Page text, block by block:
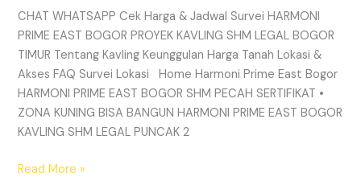
CHAT WHATSAPP Cek Harga & Jadwal Survei HARMONI
PRIME EAST BOGOR PROYEK KAVLING SHM LEGAL BOGOR
TIMUR Tentang Kavling Keunggulan Harga Tanah Lokasi &
Akses FAQ Survei Lokasi Home Harmoni Prime East Bogor
HARMONI PRIME EAST BOGOR SHM PECAH SERTIFIKAT •
ZONA KUNING BISA BANGUN HARMONI PRIME EAST BOGOR
KAVLING SHM LEGAL PUNCAK 2
Read More »